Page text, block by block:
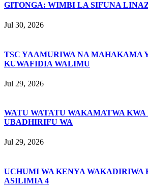
GITONGA: WIMBI LA SIFUNA
Jul 30, 2026
TSC YAAMURIWA NA MAHAKAMA
KUWAFIDIA WALIMU
Jul 29, 2026
WATU WATATU WAKAMATWA
UBADHIRIFU WA
Jul 29, 2026
UCHUMI WA KENYA WAKADIRIWA
ASILIMIA 4